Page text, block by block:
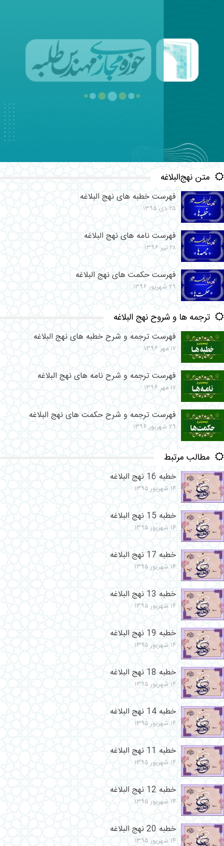
متن نهج‌البلاغه
فهرست خطبه های نهج البلاغه
۲۵ دی ۱۳۹۵
فهرست نامه های نهج البلاغه
۲۸ تیر ۱۳۹۶
فهرست حکمت های نهج البلاغه
۲۹ شهریور ۱۳۹۶
ترجمه ها و شروح نهج البلاغه
فهرست ترجمه و شرح خطبه های نهج البلاغه
۱۷ مهر ۱۳۹۶
فهرست ترجمه و شرح نامه های نهج البلاغه
۱۷ مهر ۱۳۹۶
فهرست ترجمه و شرح حکمت های نهج البلاغه
۲۹ شهریور ۱۳۹۶
مطالب مرتبط
خطبه 16 نهج البلاغه
۱۴ شهریور ۱۳۹۵
خطبه 15 نهج البلاغه
۱۴ شهریور ۱۳۹۵
خطبه 17 نهج البلاغه
۱۴ شهریور ۱۳۹۵
خطبه 13 نهج البلاغه
۱۴ شهریور ۱۳۹۵
خطبه 19 نهج البلاغه
۱۴ شهریور ۱۳۹۵
خطبه 18 نهج البلاغه
۱۴ شهریور ۱۳۹۵
خطبه 14 نهج البلاغه
۱۴ شهریور ۱۳۹۵
خطبه 11 نهج البلاغه
۱۴ شهریور ۱۳۹۵
خطبه 12 نهج البلاغه
۱۴ شهریور ۱۳۹۵
خطبه 20 نهج البلاغه
۱۴ شهریور ۱۳۹۵